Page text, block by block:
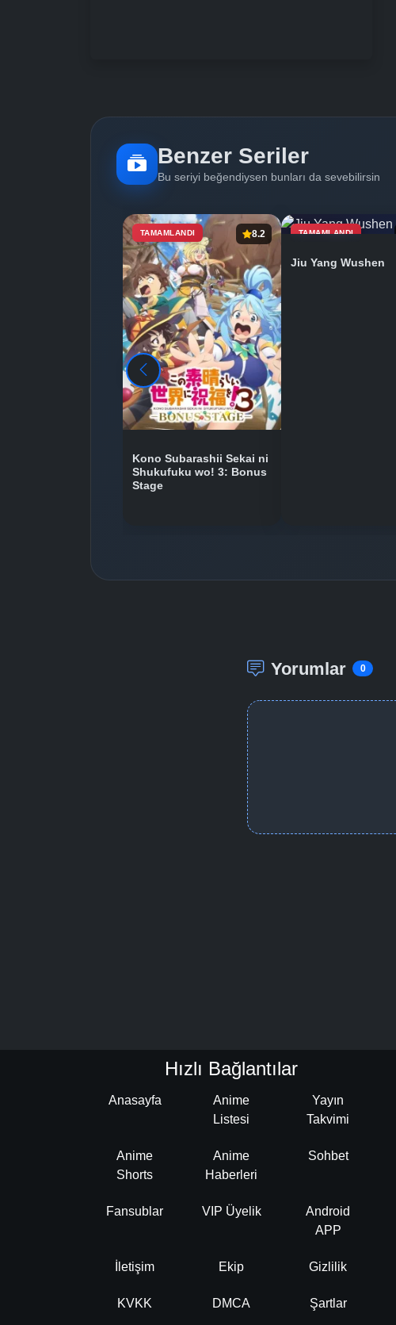
Benzer Seriler
Bu seriyi beğendiysen bunları da sevebilirsin
TAMAMLANDI 8.2
Kono Subarashii Sekai ni
Shukufuku wo! 3: Bonus
Stage
TAMAMLANDI
Jiu Yang Wushen
Yorumlar 0
Hızlı Bağlantılar
Anasayfa
Anime
Listesi
Yayın
Takvimi
Anime
Shorts
Anime
Haberleri
Sohbet
Fansublar VIP Üyelik
Android
APP
İletişim Ekip Gizlilik
KVKK DMCA Şartlar